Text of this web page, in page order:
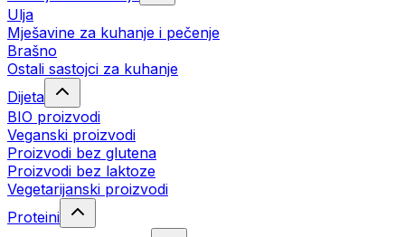
Ulja
Mješavine za kuhanje i pečenje
Brašno
Ostali sastojci za kuhanje
Dijeta
BIO proizvodi
Veganski proizvodi
Proizvodi bez glutena
Proizvodi bez laktoze
Vegetarijanski proizvodi
Proteini